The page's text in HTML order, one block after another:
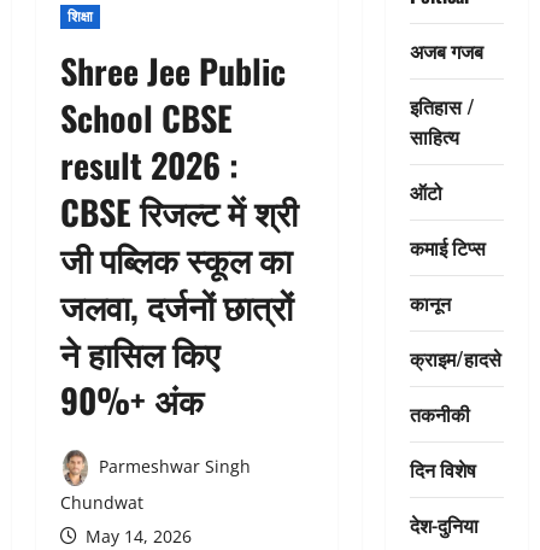
शिक्षा
Shree Jee Public
School CBSE
result 2026 :
CBSE रिजल्ट में श्री
जी पब्लिक स्कूल का
जलवा, दर्जनों छात्रों
ने हासिल किए
90%+ अंक
Parmeshwar Singh
Chundwat
May 14, 2026
अजब गजब
इतिहास /
साहित्य
ऑटो
कमाई टिप्स
कानून
क्राइम/हादसे
तकनीकी
दिन विशेष
देश-दुनिया